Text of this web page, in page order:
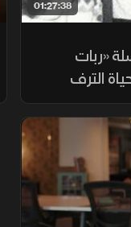
01:27:38
«ربات
الترف
الشهرة
جنائية